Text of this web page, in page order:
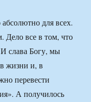
для всех.
Дело все в том, что
слава Богу, мы
жизни и, в
перевести
А получилось